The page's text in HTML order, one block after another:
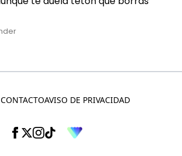
CONTACTOAVISO DE PRIVACIDAD